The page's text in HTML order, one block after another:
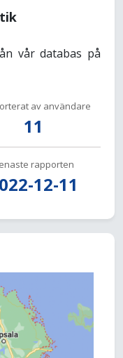
vår databas på
av användare
11
rapporten
12-11